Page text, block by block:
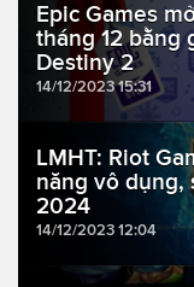
Epic Games
tháng 12 bằng
Destiny 2
14/12/2023 15:31
LMHT: Riot
năng vô dụng,
2024
14/12/2023 12:04